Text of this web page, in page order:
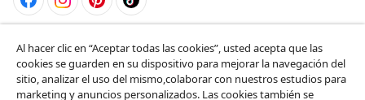
Desistir del contrato
Solicita la cancelación de tu pedido.
Al hacer clic en “Aceptar todas las cookies”, usted acepta que las
cookies se guarden en su dispositivo para mejorar la navegación del
sitio, analizar el uso del mismo,colaborar con nuestros estudios para
marketing y anuncios personalizados. Las cookies también se